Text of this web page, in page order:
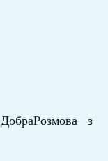
ДобраPозмова з